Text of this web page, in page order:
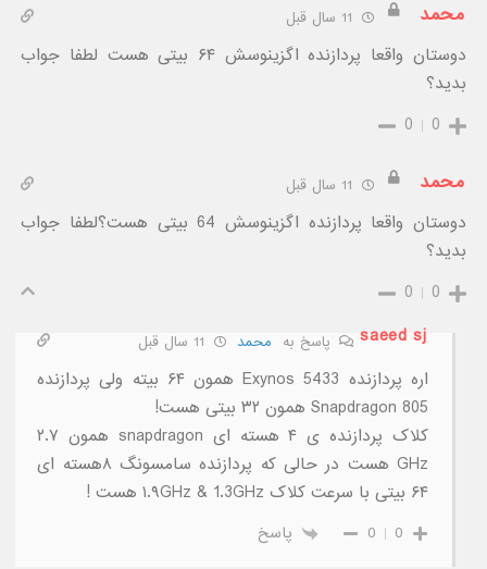
محمد
دوستان واقعا پردازنده اگزینوسش ۶۴ بیتی هست لطفا جواب
بدید؟
0
0
محمد
دوستان واقعا پردازنده اگزینوسش 64 بیتی هست؟لطفا جواب
بدید؟
0
0
saeed sj
پاسخ به محمد
اره پردازنده Exynos 5433 همون ۶۴ بیته ولی پردازنده
Snapdragon 805 همون ۳۲ بیتی هست!
کلاک پردازنده ی ۴ هسته ای snapdragon همون ۲.۷
GHz هست در حالی که پردازنده سامسونگ ۸هسته ای
۶۴ بیتی با سرعت کلاک ۱.۹GHz & 1.3GHz هست !
0
0 پاسخ